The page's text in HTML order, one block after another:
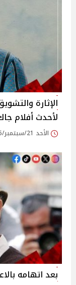
الإثارة
لأحدث أفلام
الأحد 21/سبتمبر/2025 - 11:40 م
بعد اتهامه